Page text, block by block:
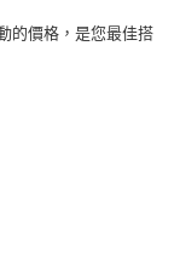
的價格，是您最佳搭